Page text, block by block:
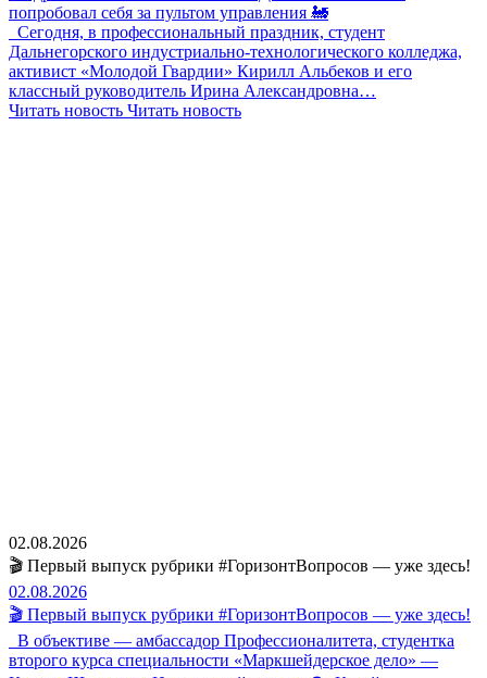
попробовал себя за пультом управления 🚂
Сегодня, в профессиональный праздник, студент
Дальнегорского индустриально-технологического колледжа,
активист «Молодой Гвардии» Кирилл Альбеков и его
классный руководитель Ирина Александровна…
Читать новость Читать новость
02.08.2026
🎬 Первый выпуск рубрики #ГоризонтВопросов — уже здесь!
02.08.2026
🎬 Первый выпуск рубрики #ГоризонтВопросов — уже здесь!
В объективе — амбассадор Профессионалитета, студентка
второго курса специальности «Маркшейдерское дело» —